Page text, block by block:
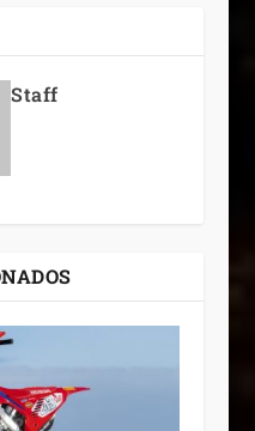
Staff